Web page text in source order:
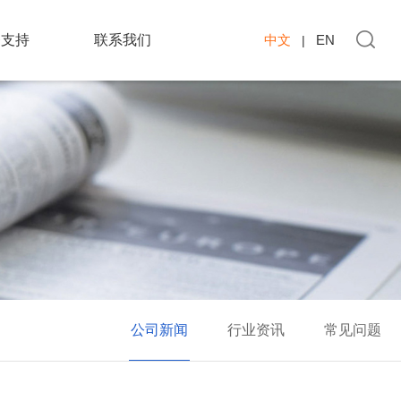
中文 | EN
持 联系我们
公司新闻 行业资讯 常见问题